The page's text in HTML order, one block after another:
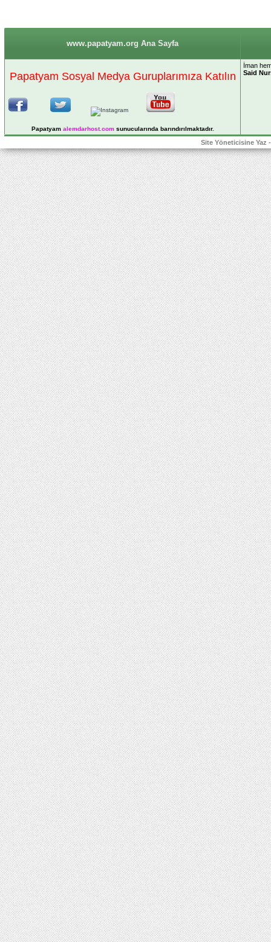
www.papatyam.org Ana Sayfa
Papatyam Sosyal Medya Guruplarımıza Katılın
Papatyam alemdarhost.comsunucularında barındırılmaktadır.
İman
Said
Site Yöneticisine Yaz